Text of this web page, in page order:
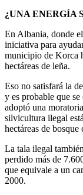
¿UNA ENERGÍA
En Albania, donde
iniciativa para
municipio de Korca
hectáreas de leña.
Eso no satisfará la
y es probable que
adoptó una
silvicultura ilegal
hectáreas de bosque
La tala ilegal
perdido más de
que equivale a un
2000.